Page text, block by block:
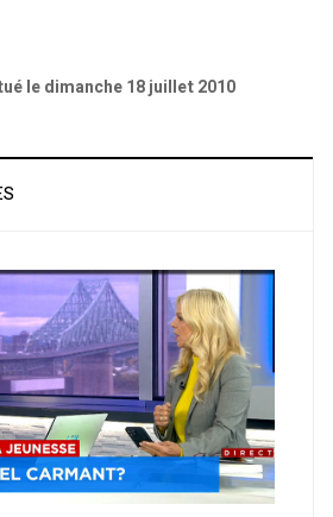
le dimanche 18 juillet 2010